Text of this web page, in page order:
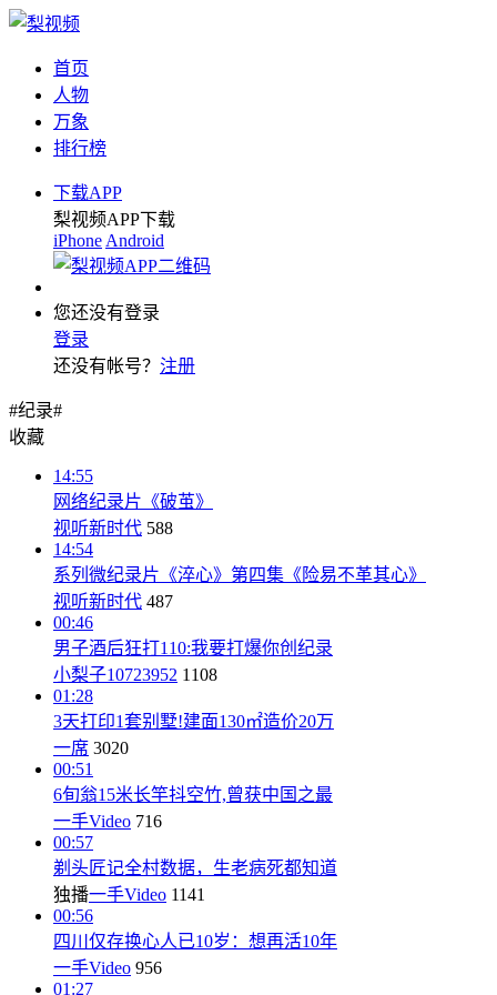
首页
人物
万象
排行榜
下载APP
梨视频APP下载
iPhone Android
您还没有登录
登录
还没有帐号？ 注册
#纪录#
收藏
14:55
网络纪录片《破茧》
视听新时代 588
14:54
系列微纪录片《淬心》第四集《险易不革其心》
视听新时代 487
00:46
男子酒后狂打110:我要打爆你创纪录
小梨子10723952 1108
01:28
3天打印1套别墅!建面130㎡造价20万
一席 3020
00:51
6旬翁15米长竿抖空竹,曾获中国之最
一手Video 716
00:57
剃头匠记全村数据，生老病死都知道
独播一手Video 1141
00:56
四川仅存换心人已10岁：想再活10年
一手Video 956
01:27